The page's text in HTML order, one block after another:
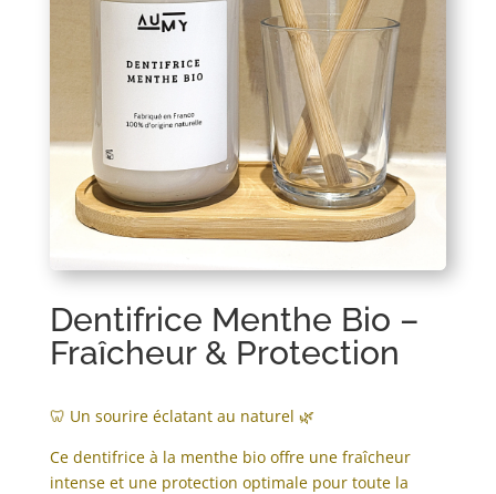
Dentifrice Menthe Bio –
Fraîcheur & Protection
🦷 Un sourire éclatant au naturel 🌿
Ce dentifrice à la menthe bio offre une fraîcheur
intense et une protection optimale pour toute la